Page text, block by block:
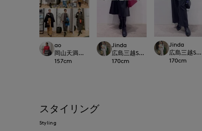
ao
岡山天満屋SUPERIORCLOSET
157cm
Jinda
広島三越SUPERIORCLOSET
170cm
Jinda
広島三越
170cm
スタイリング
Styling